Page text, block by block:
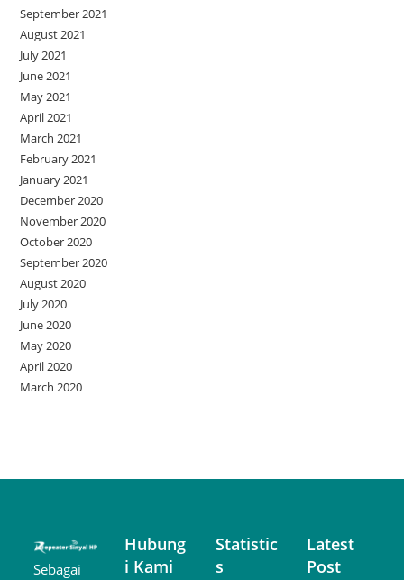
September 2021
August 2021
July 2021
June 2021
May 2021
April 2021
March 2021
February 2021
January 2021
December 2020
November 2020
October 2020
September 2020
August 2020
July 2020
June 2020
May 2020
April 2020
March 2020
Sebagai
Hubung
i Kami
Statistic
s
Latest
Post